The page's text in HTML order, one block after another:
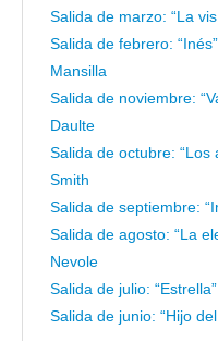
Salida de marzo: “La
Salida de febrero:
Mansilla
Salida de noviembre:
Daulte
Salida de octubre: “Los
Smith
Salida de septiembre:
Salida de agosto: “La
Nevole
Salida de julio:
Salida de junio: “Hijo